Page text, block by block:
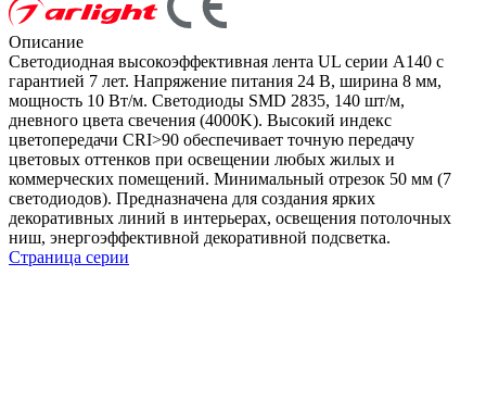
Описание
Светодиодная высокоэффективная лента UL серии A140 с
гарантией 7 лет. Напряжение питания 24 В, ширина 8 мм,
мощность 10 Вт/м. Светодиоды SMD 2835, 140 шт/м,
дневного цвета свечения (4000K). Высокий индекс
цветопередачи CRI>90 обеспечивает точную передачу
цветовых оттенков при освещении любых жилых и
коммерческих помещений. Минимальный отрезок 50 мм (7
светодиодов). Предназначена для создания ярких
декоративных линий в интерьерах, освещения потолочных
ниш, энергоэффективной декоративной подсветка.
Страница серии